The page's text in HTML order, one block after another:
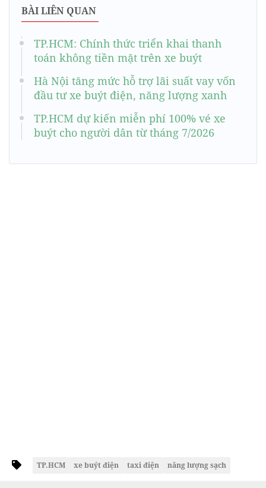
BÀI LIÊN QUAN
TP.HCM: Chính thức triển khai thanh
toán không tiền mặt trên xe buýt
Hà Nội tăng mức hỗ trợ lãi suất vay vốn
đầu tư xe buýt điện, năng lượng xanh
TP.HCM dự kiến miễn phí 100% vé xe
buýt cho người dân từ tháng 7/2026
TP.HCM xe buýt điện taxi điện năng lượng sạch